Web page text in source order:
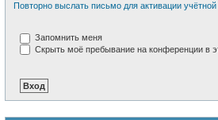
Повторно выслать письмо для активации учётной
Запомнить меня
Скрыть моё пребывание на конференции в